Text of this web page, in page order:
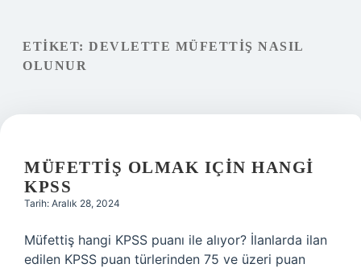
Yasal Uyarı
ETIKET: DEVLETTE MÜFETTIŞ NASIL
OLUNUR
MÜFETTIŞ OLMAK IÇIN HANGI
KPSS
Tarih: Aralık 28, 2024
Müfettiş hangi KPSS puanı ile alıyor? İlanlarda ilan
edilen KPSS puan türlerinden 75 ve üzeri puan